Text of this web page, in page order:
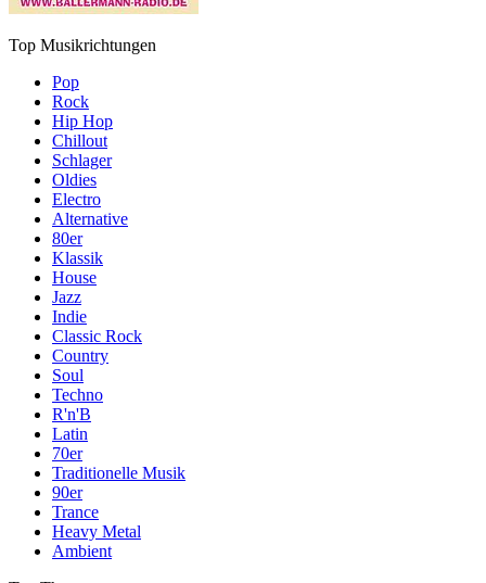
Top Musikrichtungen
Pop
Rock
Hip Hop
Chillout
Schlager
Oldies
Electro
Alternative
80er
Klassik
House
Jazz
Indie
Classic Rock
Country
Soul
Techno
R'n'B
Latin
70er
Traditionelle Musik
90er
Trance
Heavy Metal
Ambient